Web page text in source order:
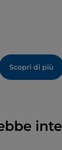
Scopri di più